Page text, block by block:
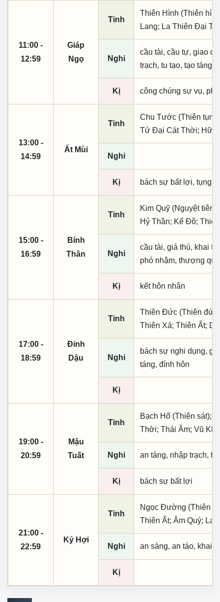
11:00 -
12:59
Giáp
Ngọ
Tinh
Thiên Hình (Thiên
Lang; La Thiên Đại
Nghi
cầu tài, cầu tự, giao
trạch, tu tạo, tạo táng,
Kị công chúng sự vụ,
13:00 -
14:59
Ất Mùi
Tinh
Chu Tước (Thiên
Tứ Đại Cát Thời; Hữu
Nghi
Kị bách sự bất lợi, tụng
15:00 -
16:59
Bính
Thân
Tinh
Kim Quỹ (Nguyệt
Hỷ Thần; Kế Đô;
Nghi
cầu tài, giá thú, khai
phó nhậm, thượng
Kị kết hôn nhân
17:00 -
18:59
Đinh
Dậu
Tinh
Thiên Đức (Thiên
Thiên Xá; Thiên Ất;
Nghi
bách sự nghi dụng,
táng, đính hôn
Kị
19:00 -
20:59
Mậu
Tuất
Tinh
Bạch Hổ (Thiên sát);
Thời; Thái Âm; Vũ
Nghi an táng, nhập trạch,
Kị bách sự bất lợi
21:00 -
22:59
Kỷ Hợi
Tinh
Ngọc Đường (Thiên
Thiên Ất; Âm Quý; La
Nghi an sàng, an táo, khai
Kị